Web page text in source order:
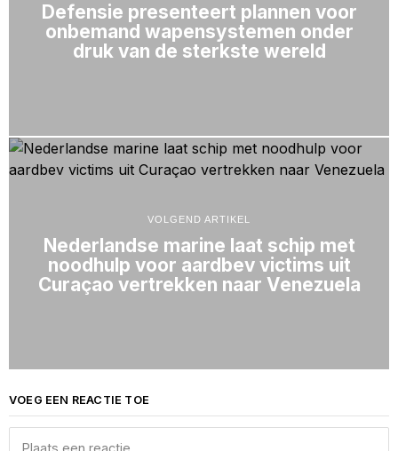
Defensie presenteert plannen voor
onbemand wapensystemen onder
druk van de sterkste wereld
VOLGEND ARTIKEL
Nederlandse marine laat schip met
noodhulp voor aardbev victims uit
Curaçao vertrekken naar Venezuela
VOEG EEN REACTIE TOE